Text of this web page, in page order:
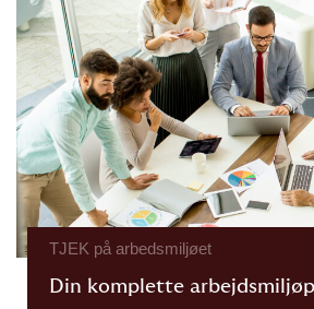
TJEK på arbedsmiljøet
Din komplette